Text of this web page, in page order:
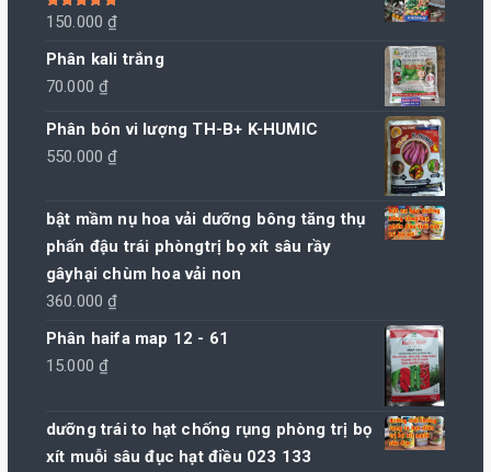
Được xếp
hạng 5.00 5
150.000₫
Phân kali trắng
70.000₫
Phân bón vi lượng TH-B+ K-HUMIC
550.000₫
bật mầm nụ hoa vải dưỡng bông tăng thụ
phấn đậu trái phòngtrị bọ xít sâu rầy
gâyhại chùm hoa vải non
360.000₫
Phân haifa map 12 - 61
15.000₫
dưỡng trái to hạt chống rụng phòng trị bọ
xít muỗi sâu đục hạt điều 023 133